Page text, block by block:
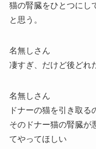
猫の腎臓をひとつにし
と思う。
名無しさん
凄すぎ、だけど後どれ
名無しさん
ドナーの猫を引き取る
そのドナー猫の腎臓が
てやってほしい